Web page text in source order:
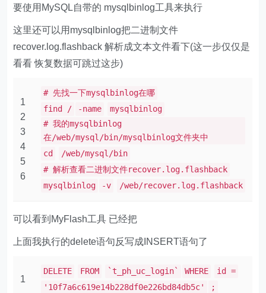
要使用MySQL自带的 mysqlbinlog工具来执行
这里还可以用mysqlbinlog把二进制文件
recover.log.flashback 解析成文本文件看下(这一步仅仅是
看看 恢复数据可跳过这步)
1
2
3
4
5
6
# 先找一下mysqlbinlog在哪
find /
-name
mysqlbinlog
# 我的mysqlbinlog
在/web/mysql/bin/mysqlbinlog文件夹中
cd
/web/mysql/bin
# 解析查看二进制文件recover.log.flashback
mysqlbinlog
-v /web/recover.log.flashback
可以看到MyFlash工具 已经把
上面我执行的delete语句反写成INSERT语句了
1
DELETE FROM `t_ph_uc_login` WHERE
id =
'10f7a6c619e14b228df0e226bd84db5c'
;